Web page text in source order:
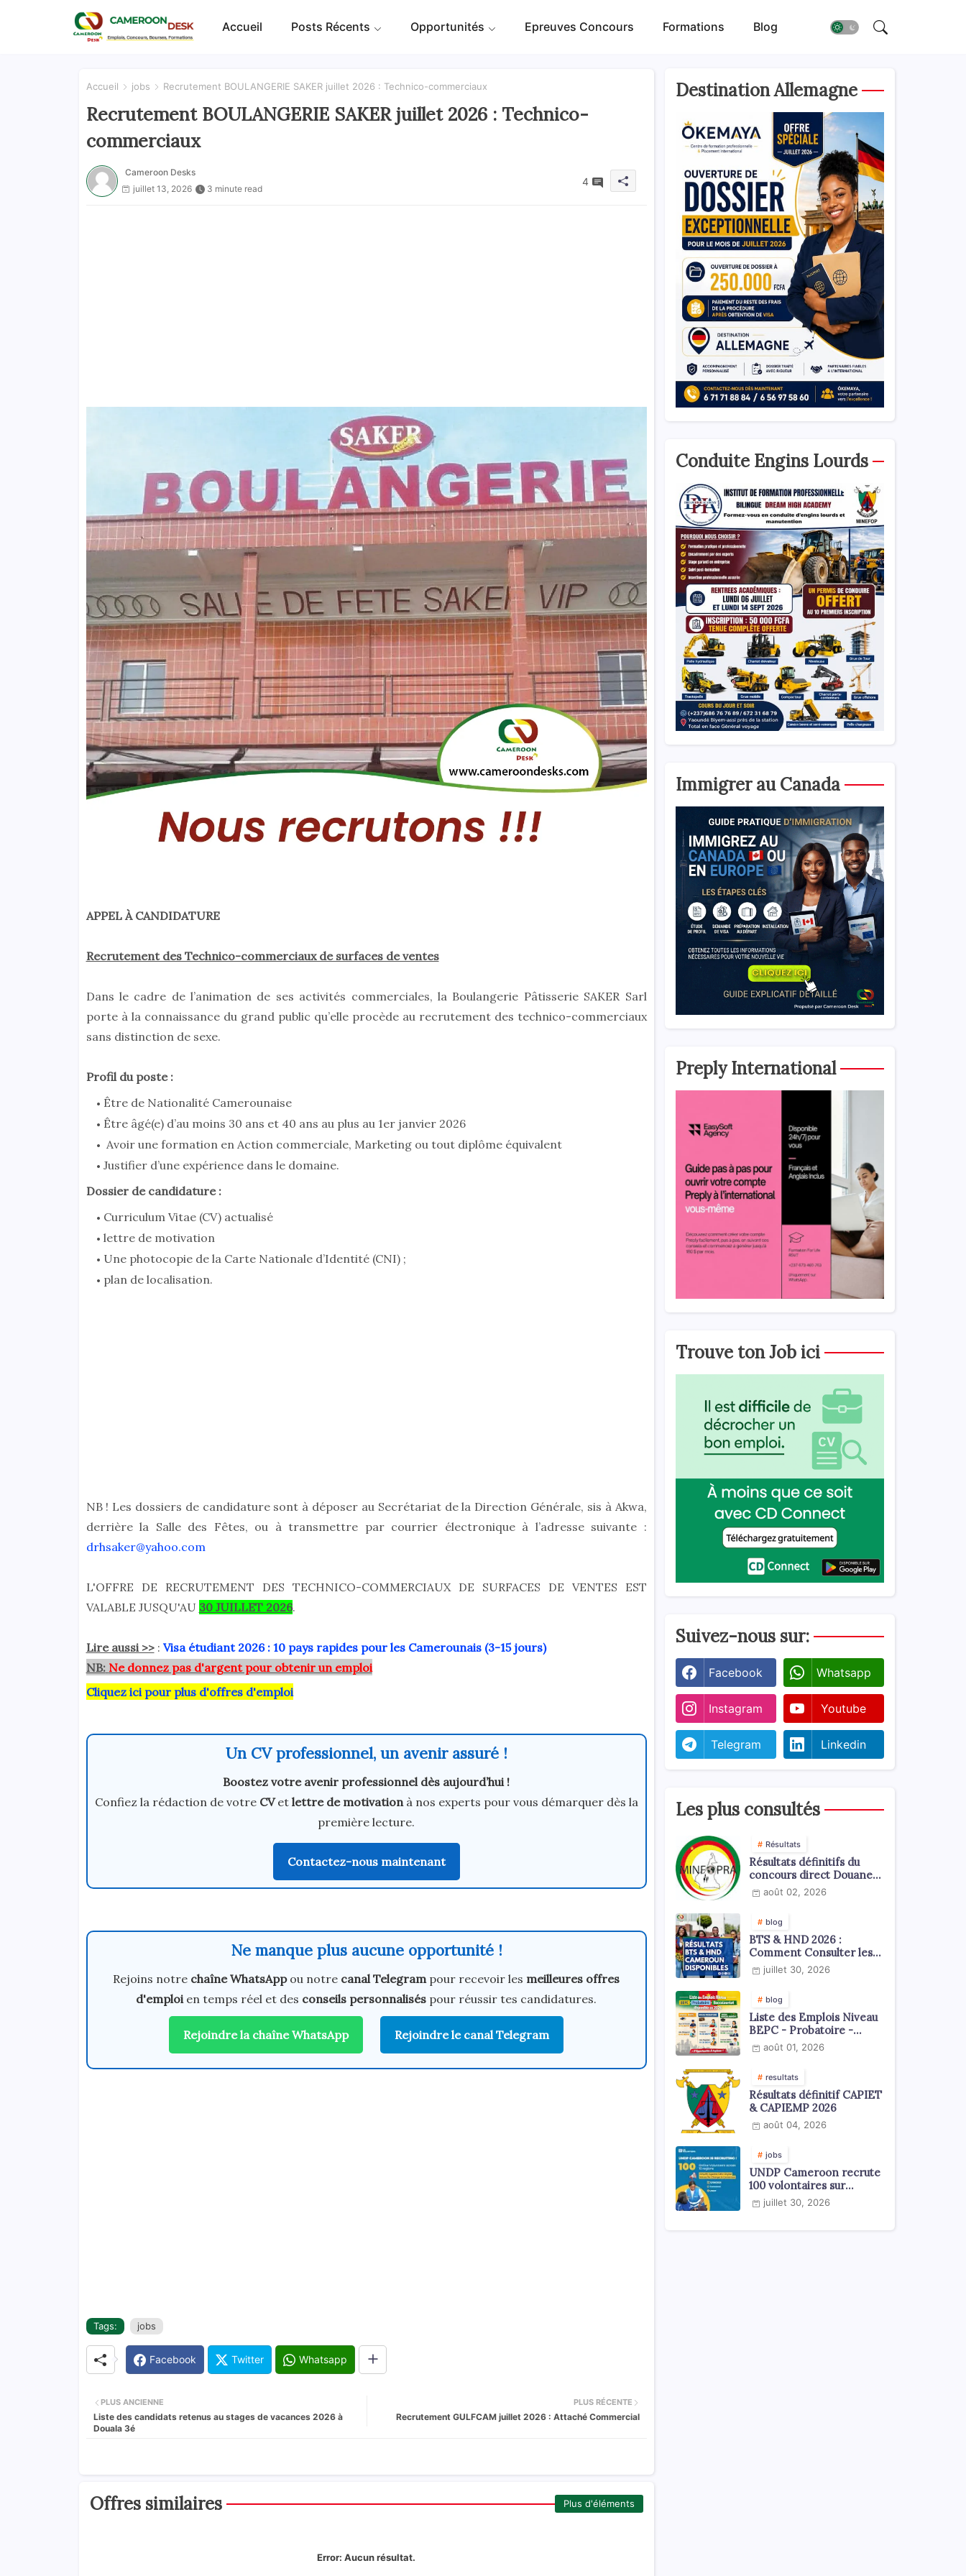
Accueil Posts Récents Opportunités Epreuves Concours Formations Blog
Accueil jobs Recrutement BOULANGERIE SAKER juillet 2026 : Technico-commerciaux
Recrutement BOULANGERIE SAKER juillet 2026 : Technico-
commerciaux
Cameroon Desks
juillet 13, 2026
3 minute read
4
APPEL À CANDIDATURE
Recrutement des Technico-commerciaux de surfaces de ventes
Dans le cadre de l’animation de ses activités commerciales, la Boulangerie Pâtisserie SAKER Sarl
porte à la connaissance du grand public qu’elle procède au recrutement des technico-commerciaux
sans distinction de sexe.
Profil du poste :
Être de Nationalité Camerounaise
Être âgé(e) d’au moins 30 ans et 40 ans au plus au 1er janvier 2026
Avoir une formation en Action commerciale, Marketing ou tout diplôme équivalent
Justifier d’une expérience dans le domaine.
Dossier de candidature :
Curriculum Vitae (CV) actualisé
lettre de motivation
Une photocopie de la Carte Nationale d’Identité (CNI) ;
plan de localisation.
NB ! Les dossiers de candidature sont à déposer au Secrétariat de la Direction Générale, sis à Akwa,
derrière la Salle des Fêtes, ou à transmettre par courrier électronique à l’adresse suivante :
drhsaker@yahoo.com
L'OFFRE DE RECRUTEMENT DES TECHNICO-COMMERCIAUX DE SURFACES DE VENTES EST
VALABLE JUSQU'AU 30 JUILLET 2026.
Lire aussi >>: Visa étudiant 2026 : 10 pays rapides pour les Camerounais (3-15 jours)
NB: Ne donnez pas d'argent pour obtenir un emploi
Cliquez ici pour plus d'offres d'emploi
Un CV professionnel, un avenir assuré !
Boostez votre avenir professionnel dès aujourd’hui !
Confiez la rédaction de votre CVet lettre de motivationà nos experts pour vous démarquer dès la
première lecture.
Contactez-nous maintenant
Ne manque plus aucune opportunité !
Rejoins notre chaîne WhatsAppou notre canal Telegrampour recevoir les meilleures offres
d'emploien temps réel et des conseils personnalisés pour réussir tes candidatures.
Rejoindre la chaîne WhatsApp Rejoindre le canal Telegram
Tags: jobs
Facebook Twitter Whatsapp
PLUS RÉCENTE
Recrutement GULFCAM juillet 2026 : Attaché Commercial
PLUS ANCIENNE
Liste des candidats retenus au stages de vacances 2026 à
Douala 3é
Offres similaires Plus d'éléments
Error: Aucun résultat.
Destination Allemagne
Conduite Engins Lourds
Immigrer au Canada
Preply International
Trouve ton Job ici
Suivez-nous sur:
Facebook Whatsapp
Instagram Youtube
Telegram Linkedin
Les plus consultés
Résultats
Résultats définitifs du
concours direct Douanes
2026août 02, 2026
blog
BTS & HND 2026 :
Comment Consulter les
Résultats ?
juillet 30, 2026
blog
Liste des Emplois Niveau
BEPC - Probatoire -
Baccalauréat dispoblible
en 2026
août 01, 2026
resultats
Résultats définitif CAPIET
& CAPIEMP 2026
août 04, 2026
jobs
UNDP Cameroon recrute
100 volontaires sur
l'échelle du territoire
national
juillet 30, 2026